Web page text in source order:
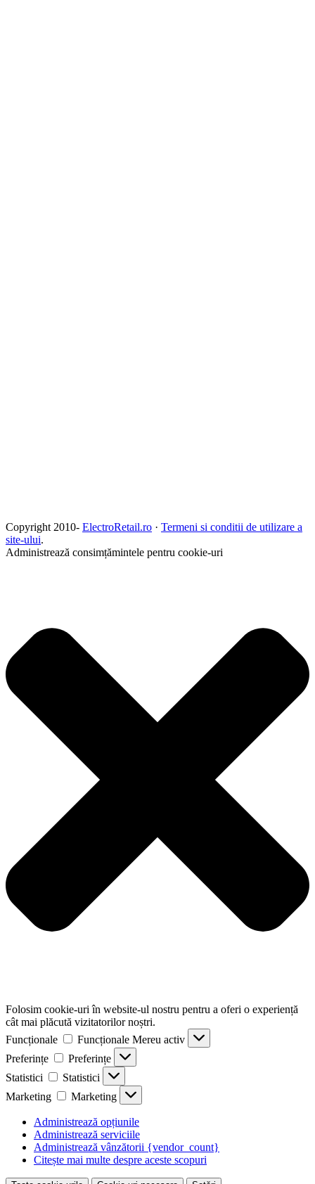
Copyright 2010- ElectroRetail.ro · Termeni si conditii de utilizare a
site-ului.
Administrează consimțămintele pentru cookie-uri
Folosim cookie-uri în website-ul nostru pentru a oferi o experiență
cât mai plăcută vizitatorilor noștri.
Funcționale
Funcționale Mereu activ
Preferințe
Preferințe
Statistici
Statistici
Marketing
Marketing
Administrează opțiunile
Administrează serviciile
Administrează vânzătorii {vendor_count}
Citește mai multe despre aceste scopuri